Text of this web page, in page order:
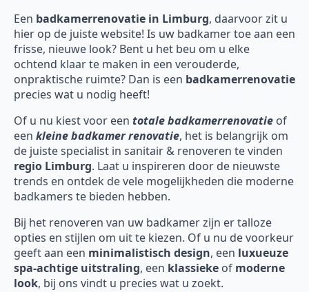
Een badkamerrenovatie in Limburg, daarvoor zit u
hier op de juiste website! Is uw badkamer toe aan een
frisse, nieuwe look? Bent u het beu om u elke
ochtend klaar te maken in een verouderde,
onpraktische ruimte? Dan is een badkamerrenovatie
precies wat u nodig heeft!
Of u nu kiest voor een totale badkamerrenovatie of
een kleine badkamer renovatie, het is belangrijk om
de juiste specialist in sanitair & renoveren te vinden
regio Limburg. Laat u inspireren door de nieuwste
trends en ontdek de vele mogelijkheden die moderne
badkamers te bieden hebben.
Bij het renoveren van uw badkamer zijn er talloze
opties en stijlen om uit te kiezen. Of u nu de voorkeur
geeft aan een minimalistisch design, een luxueuze
spa-achtige uitstraling, een klassieke of moderne
look, bij ons vindt u precies wat u zoekt.